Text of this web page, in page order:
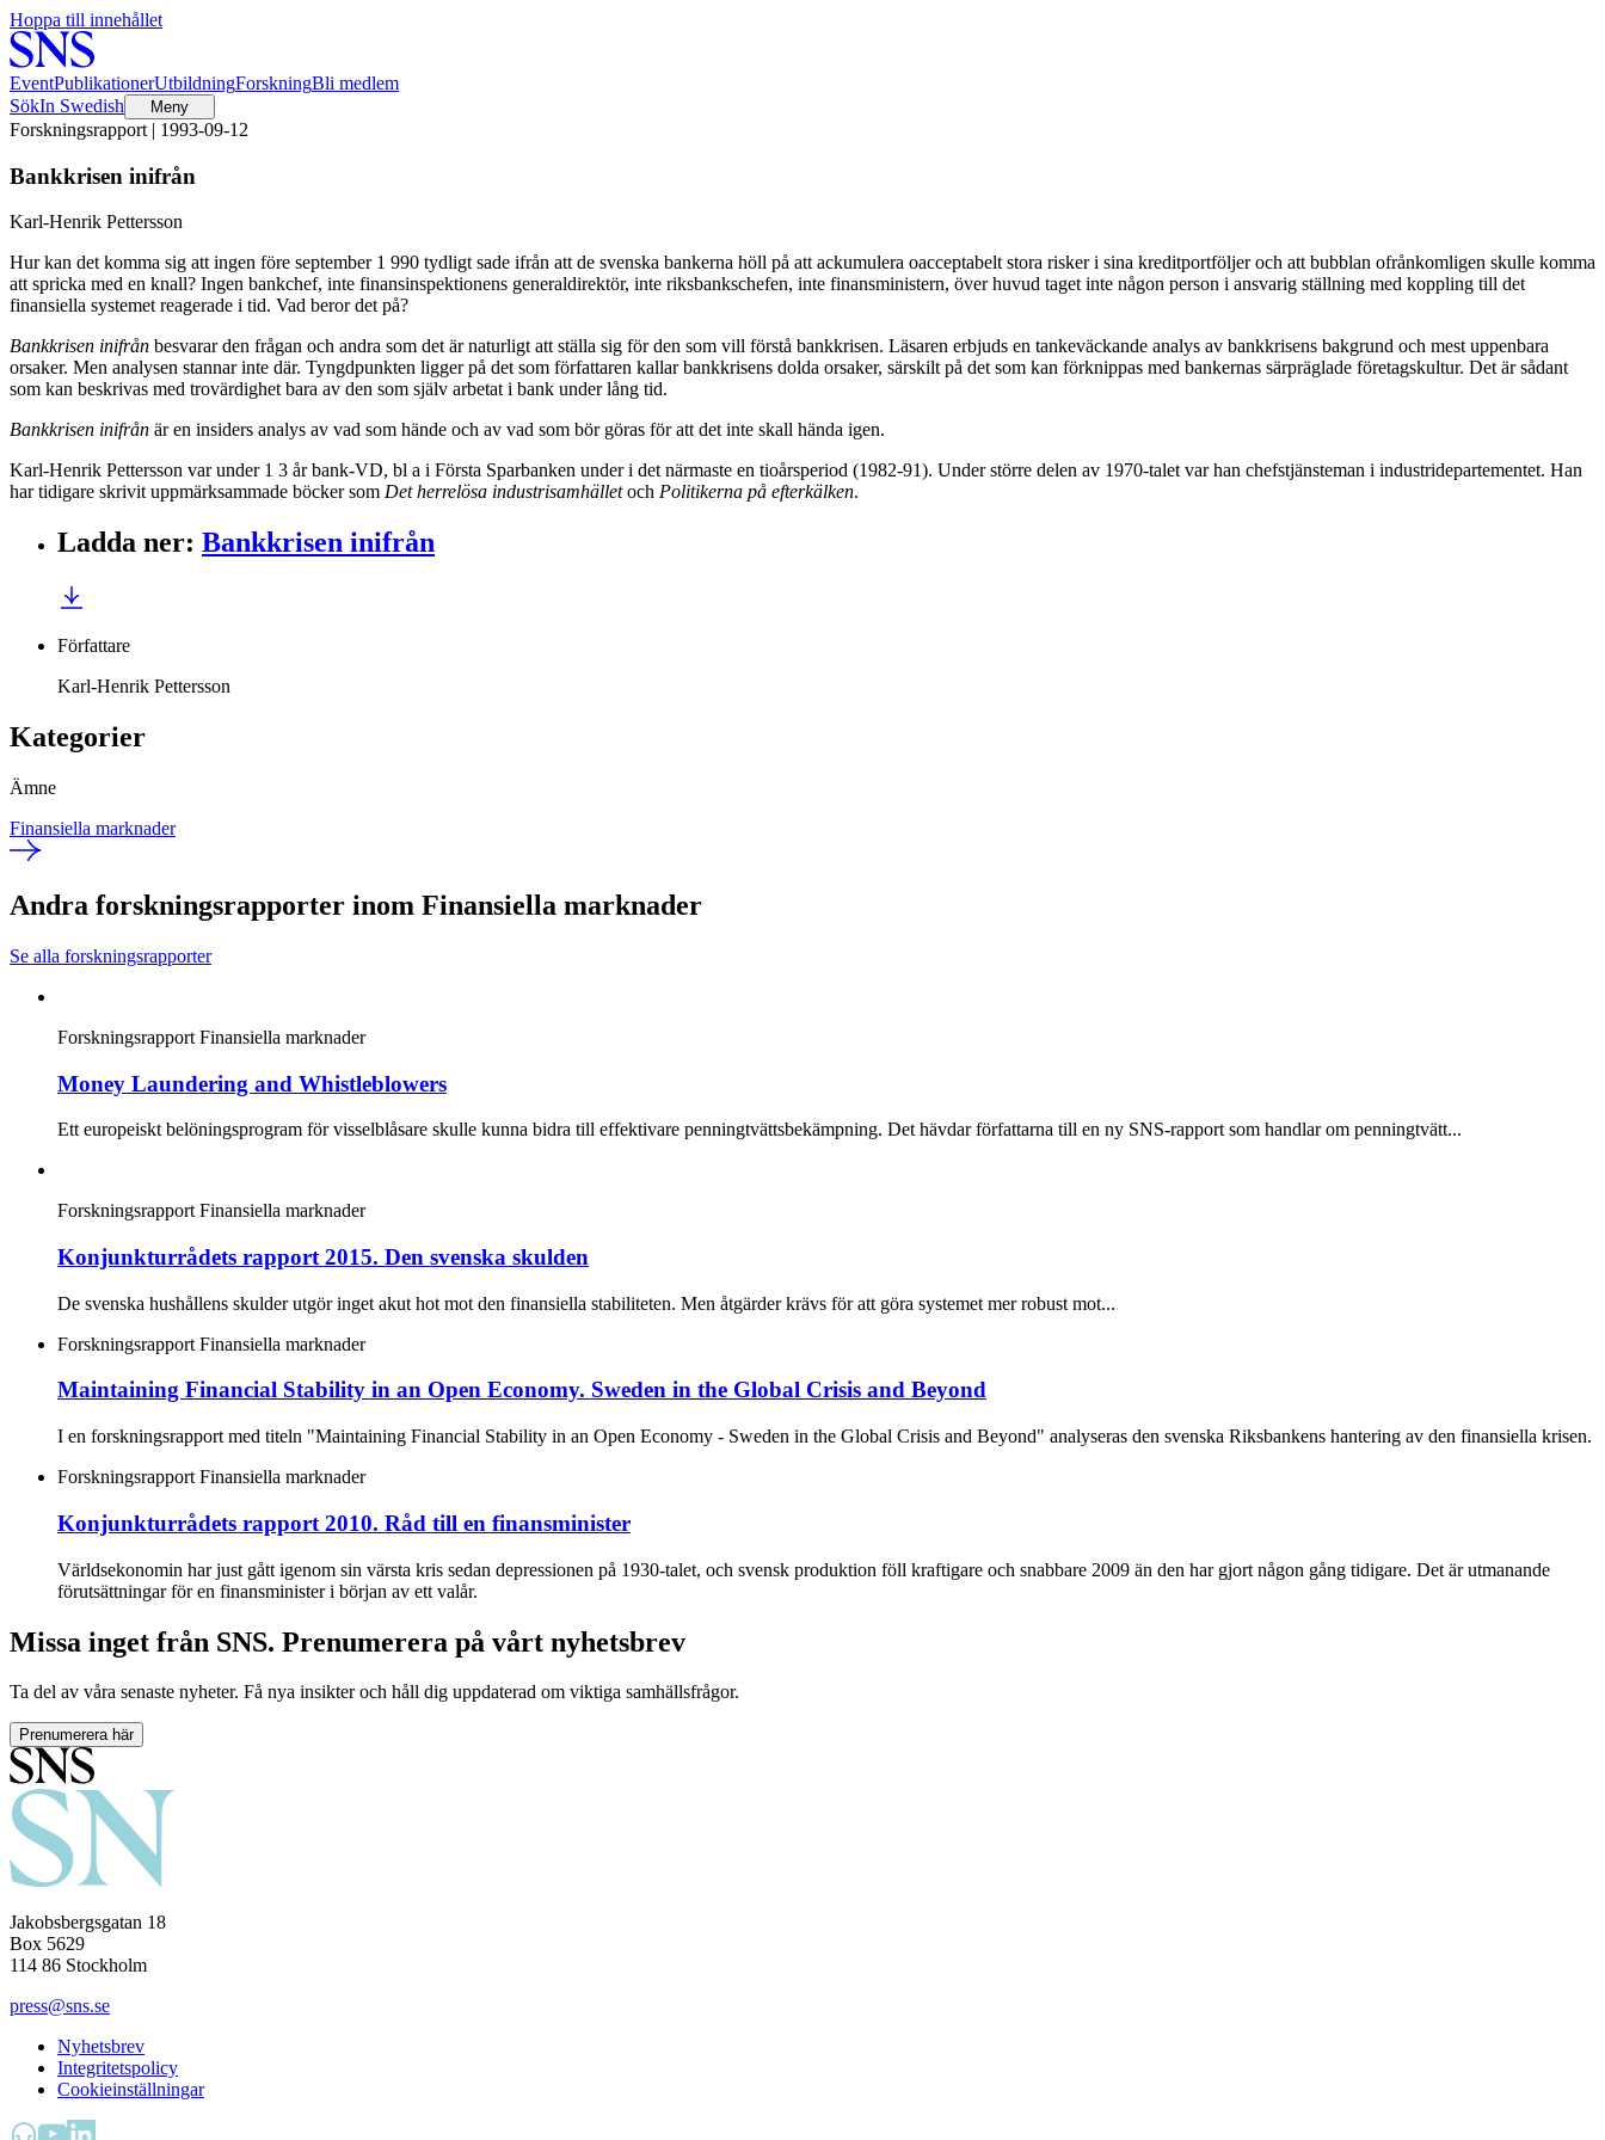
Hoppa till innehållet
EventPublikationerUtbildningForskningBli medlem
SökIn Swedish Meny
Forskningsrapport | 1993-09-12
Bankkrisen inifrån
Karl-Henrik Pettersson
Hur kan det komma sig att ingen före september 1 990 tydligt sade ifrån att de svenska bankerna höll på att ackumulera oacceptabelt stora risker i sina kreditportföljer och att bubblan ofrånkomligen skulle komma
att spricka med en knall? Ingen bankchef, inte finansinspektionens generaldirektör, inte riksbankschefen, inte finansministern, över huvud taget inte någon person i ansvarig ställning med koppling till det
finansiella systemet reagerade i tid. Vad beror det på?
Bankkrisen inifrån besvarar den frågan och andra som det är naturligt att ställa sig för den som vill förstå bankkrisen. Läsaren erbjuds en tankeväckande analys av bankkrisens bakgrund och mest uppenbara
orsaker. Men analysen stannar inte där. Tyngdpunkten ligger på det som författaren kallar bankkrisens dolda orsaker, särskilt på det som kan förknippas med bankernas särpräglade företagskultur. Det är sådant
som kan beskrivas med trovärdighet bara av den som själv arbetat i bank under lång tid.
Bankkrisen inifrån är en insiders analys av vad som hände och av vad som bör göras för att det inte skall hända igen.
Karl-Henrik Pettersson var under 1 3 år bank-VD, bl a i Första Sparbanken under i det närmaste en tioårsperiod (1982-91). Under större delen av 1970-talet var han chefstjänsteman i industridepartementet. Han
har tidigare skrivit uppmärksammade böcker som Det herrelösa industrisamhälletoch Politikerna på efterkälken.
Ladda ner: Bankkrisen inifrån
Författare
Karl-Henrik Pettersson
Kategorier
Ämne
Finansiella marknader
Andra forskningsrapporter inom Finansiella marknader
Se alla forskningsrapporter
Forskningsrapport Finansiella marknader
Money Laundering and Whistleblowers
Ett europeiskt belöningsprogram för visselblåsare skulle kunna bidra till effektivare penningtvättsbekämpning. Det hävdar författarna till en ny SNS-rapport som handlar om penningtvätt...
Forskningsrapport Finansiella marknader
Konjunkturrådets rapport 2015. Den svenska skulden
De svenska hushållens skulder utgör inget akut hot mot den finansiella stabiliteten. Men åtgärder krävs för att göra systemet mer robust mot...
Forskningsrapport Finansiella marknader
Maintaining Financial Stability in an Open Economy. Sweden in the Global Crisis and Beyond
I en forskningsrapport med titeln "Maintaining Financial Stability in an Open Economy - Sweden in the Global Crisis and Beyond" analyseras den svenska Riksbankens hantering av den finansiella krisen.
Forskningsrapport Finansiella marknader
Konjunkturrådets rapport 2010. Råd till en finansminister
Världsekonomin har just gått igenom sin värsta kris sedan depressionen på 1930-talet, och svensk produktion föll kraftigare och snabbare 2009 än den har gjort någon gång tidigare. Det är utmanande
förutsättningar för en finansminister i början av ett valår.
Missa inget från SNS. Prenumerera på vårt nyhetsbrev
Ta del av våra senaste nyheter. Få nya insikter och håll dig uppdaterad om viktiga samhällsfrågor.
Prenumerera här
Jakobsbergsgatan 18
Box 5629
114 86 Stockholm
press@sns.se
Nyhetsbrev
Integritetspolicy
Cookieinställningar